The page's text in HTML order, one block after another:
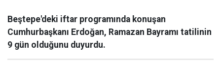
Beştepe'deki iftar programında konuşan
Cumhurbaşkanı Erdoğan, Ramazan Bayramı tatilinin
9 gün olduğunu duyurdu.